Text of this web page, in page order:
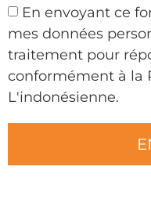
En envoyant ce
mes données
traitement pour
conformément à la
L'indonésienne.